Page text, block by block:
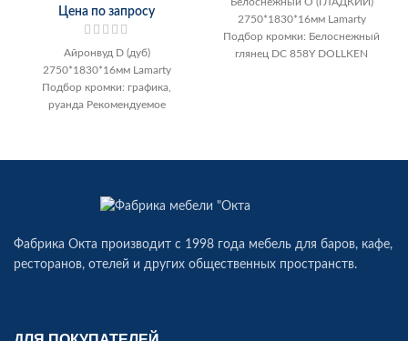
Цена по запросу
Айронвуд D (дуб)
2750*1830*16мм Lamarty
Подбор кромки: графика,
руанда Рекомендуемое
2750*1830*16мм Lamarty
Подбор кромки: Белоснежный
глянец DC 858Y DOLLKEN
Фабрика Окта производит c 1998 года мебель для баров, кафе,
ресторанов, отелей и других общественных пространств.